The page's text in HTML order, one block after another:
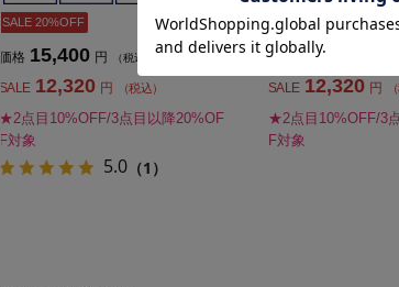
SALE 20%OFF
価格 15,400 円 （税込）
SALE 12,320 円 （税込）
★2点目10%OFF/3点目以降20%OF
F対象
5.0（1）
SALE 20%OFF
価格 15,400
SALE 12,320 円
★2点目10%OFF/3
F対象